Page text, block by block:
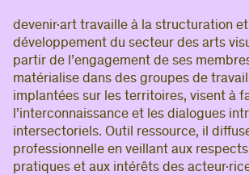
devenir·art travaille à la structuration et
développement du secteur des arts
partir de l’engagement de ses
matérialise dans des groupes de
implantées sur les territoires, visent à
l’interconnaissance et les dialogues
intersectoriels. Outil ressource, il
professionnelle en veillant aux
pratiques et aux intérêts des